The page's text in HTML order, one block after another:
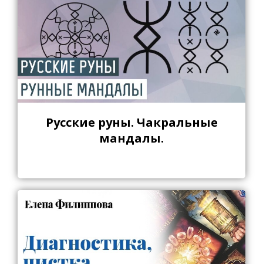
Русские руны. Чакральные
мандалы.